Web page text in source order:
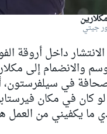
جيتي
والانضمام إلى
في سيلفرستون،
كان في مكان
ما يكفيني من